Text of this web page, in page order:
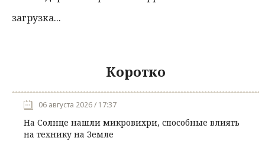
загрузка...
Коротко
06 августа 2026 / 17:37
На Солнце нашли микровихри, способные влиять
на технику на Земле